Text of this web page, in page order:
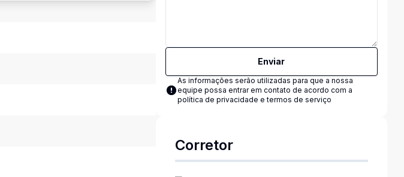
Enviar
As informações serão utilizadas para que a nossa
equipe possa entrar em contato de acordo com a
política de privacidade e termos de serviço
Corretor